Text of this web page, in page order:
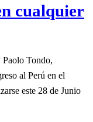
cualquier
Tondo,
al Perú en el
este 28 de Junio